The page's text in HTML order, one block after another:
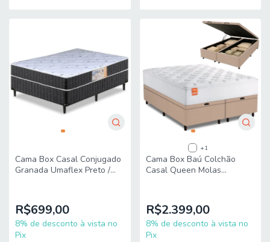
Cama Box Casal Conjugado
Granada Umaflex Preto /
R$699,00
8% de desconto à vista no
Pix
+1
Cama Box Baú Colchão
Casal Queen Molas
R$2.399,00
8% de desconto à vista no
Pix